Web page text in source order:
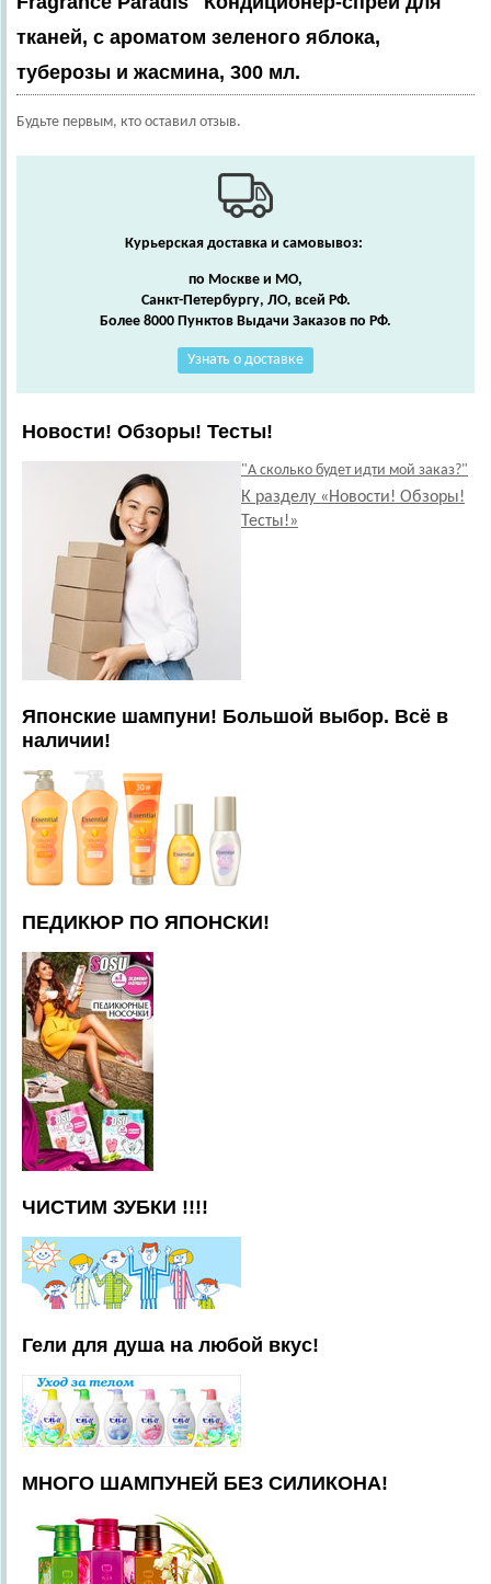
тканей, с ароматом зеленого яблока,
туберозы и жасмина, 300 мл.
Будьте первым, кто оставил отзыв.
Курьерская доставка и самовывоз:
по Москве и МО,
Санкт-Петербургу, ЛО, всей РФ.
Более 8000 Пунктов Выдачи Заказов по РФ.
Узнать о доставке
Новости! Обзоры! Тесты!
"А сколько будет идти мой заказ?"
К разделу «Новости! Обзоры!
Тесты!»
Японские шампуни! Большой выбор. Всё в
наличии!
ПЕДИКЮР ПО ЯПОНСКИ!
ЧИСТИМ ЗУБКИ !!!!
Гели для душа на любой вкус!
МНОГО ШАМПУНЕЙ БЕЗ СИЛИКОНА!